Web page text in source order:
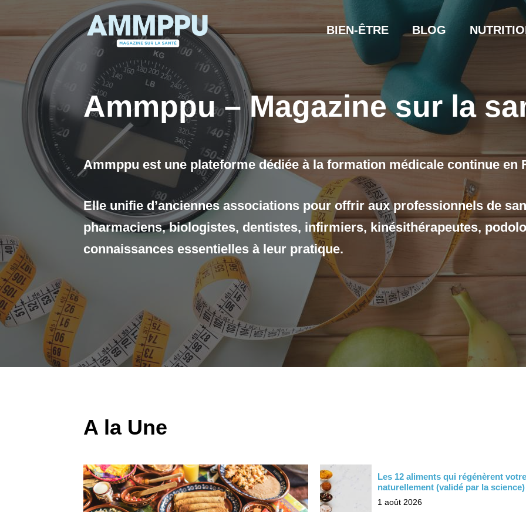
BIEN-ÊTRE BLOG
Ammppu – Magazine sur la
Ammppu est une plateforme dédiée à la formation médicale continue en
Elle unifie d’anciennes associations pour offrir aux professionnels de
pharmaciens, biologistes, dentistes, infirmiers, kinésithérapeutes,
connaissances essentielles à leur pratique.
A la Une
Les 12 aliments qui régénèrent
naturellement (validé par la science)
1 août 2026